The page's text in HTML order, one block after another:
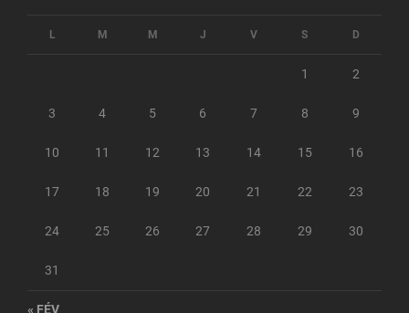
L M M J V S D
1 2
3 4 5 6 7 8 9
10 11 12 13 14 15 16
17 18 19 20 21 22 23
24 25 26 27 28 29 30
31
« FÉV